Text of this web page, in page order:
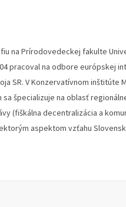
na Prírodovedeckej fakulte
pracoval na odbore európskej
SR. V Konzervatívnom inštitúte
sa špecializuje na oblasť
(fiškálna decentralizácia a
aspektom vzťahu